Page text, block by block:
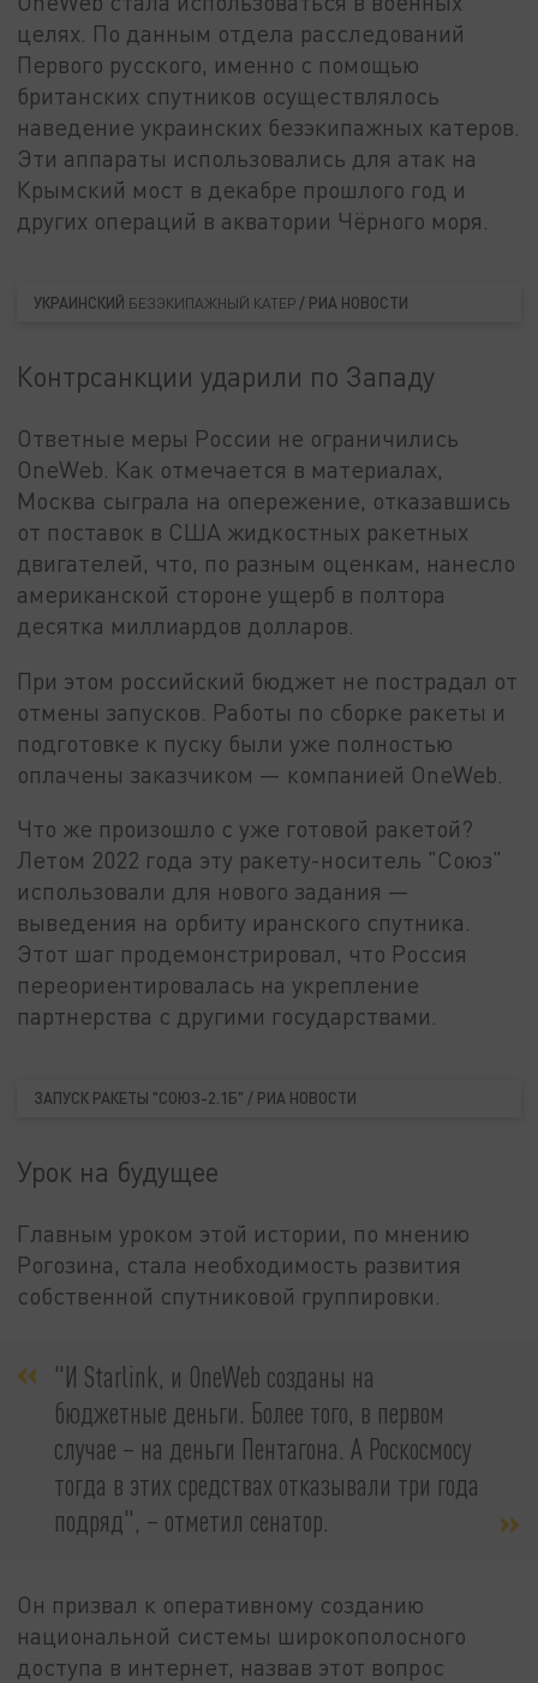
целях. По данным отдела расследований
Первого русского, именно с помощью
британских спутников осуществлялось
наведение украинских безэкипажных катеров.
Эти аппараты использовались для атак на
Крымский мост в декабре прошлого год и
других операций в акватории Чёрного моря.
УКРАИНСКИЙ БЕЗЭКИПАЖНЫЙ КАТЕР / РИА НОВОСТИ
Контрсанкции ударили по Западу
Ответные меры России не ограничились
OneWeb. Как отмечается в материалах,
Москва сыграла на опережение, отказавшись
от поставок в США жидкостных ракетных
двигателей, что, по разным оценкам, нанесло
американской стороне ущерб в полтора
десятка миллиардов долларов.
При этом российский бюджет не пострадал от
отмены запусков. Работы по сборке ракеты и
подготовке к пуску были уже полностью
оплачены заказчиком — компанией OneWeb.
Что же произошло с уже готовой ракетой?
Летом 2022 года эту ракету-носитель "Союз"
использовали для нового задания —
выведения на орбиту иранского спутника.
Этот шаг продемонстрировал, что Россия
переориентировалась на укрепление
партнерства с другими государствами.
ЗАПУСК РАКЕТЫ "СОЮЗ-2.1Б" / РИА НОВОСТИ
Урок на будущее
Главным уроком этой истории, по мнению
Рогозина, стала необходимость развития
собственной спутниковой группировки.
"И Starlink, и OneWeb созданы на
бюджетные деньги. Более того, в первом
случае – на деньги Пентагона. А Роскосмосу
тогда в этих средствах отказывали три года
подряд", – отметил сенатор.
Он призвал к оперативному созданию
национальной системы широкополосного
доступа в интернет, назвав этот вопрос